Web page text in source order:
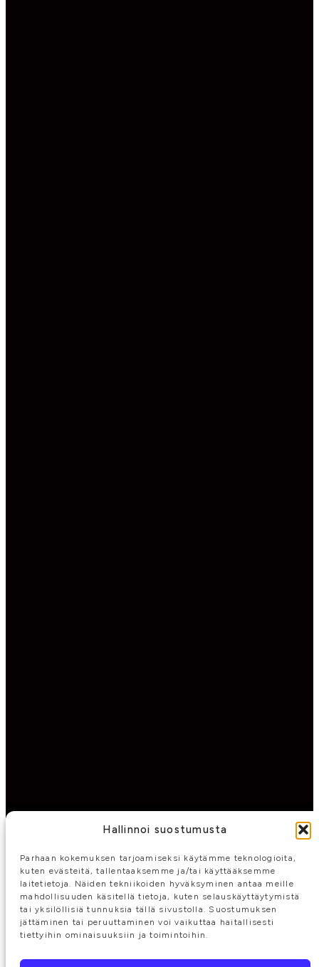
Hallinnoi suostumusta
Parhaan kokemuksen tarjoamiseksi käytämme teknologioita,
kuten evästeitä, tallentaaksemme ja/tai käyttääksemme
laitetietoja. Näiden tekniikoiden hyväksyminen antaa meille
mahdollisuuden käsitellä tietoja, kuten selauskäyttäytymistä
tai yksilöllisiä tunnuksia tällä sivustolla. Suostumuksen
jättäminen tai peruuttaminen voi vaikuttaa haitallisesti
tiettyihin ominaisuuksiin ja toimintoihin.